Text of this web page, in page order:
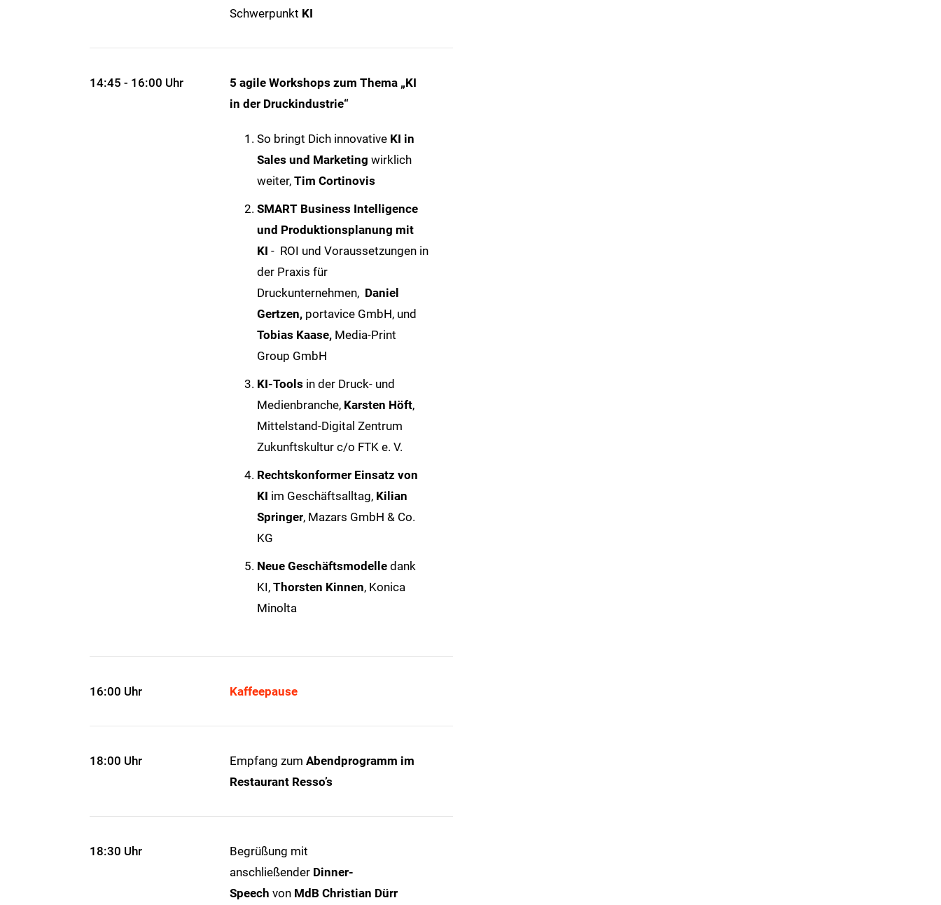
Schwerpunkt KI
14:45 - 16:00 Uhr
5 agile Workshops zum Thema „KI
in der Druckindustrie“
So bringt Dich innovativeKI in
Sales und Marketing wirklich
weiter, Tim Cortinovis
SMART Business Intelligence
und Produktionsplanung mit
KI - ROI und Voraussetzungen in
der Praxis für
Druckunternehmen, Daniel
Gertzen, portavice GmbH, und
Tobias Kaase, Media-Print
Group GmbH
KI-Tools in der Druck- und
Medienbranche,Karsten Höft,
Mittelstand-Digital Zentrum
Zukunftskultur c/o FTK e. V.
Rechtskonformer Einsatz von
KI im Geschäftsalltag, Kilian
Springer, Mazars GmbH & Co.
KG
Neue Geschäftsmodelle dank
KI, Thorsten Kinnen, Konica
Minolta
16:00 Uhr Kaffeepause
18:00 Uhr Empfang zum Abendprogramm im
Restaurant Resso’s
18:30 Uhr
Begrüßung mit
anschließender Dinner-
Speech von MdB Christian Dürr